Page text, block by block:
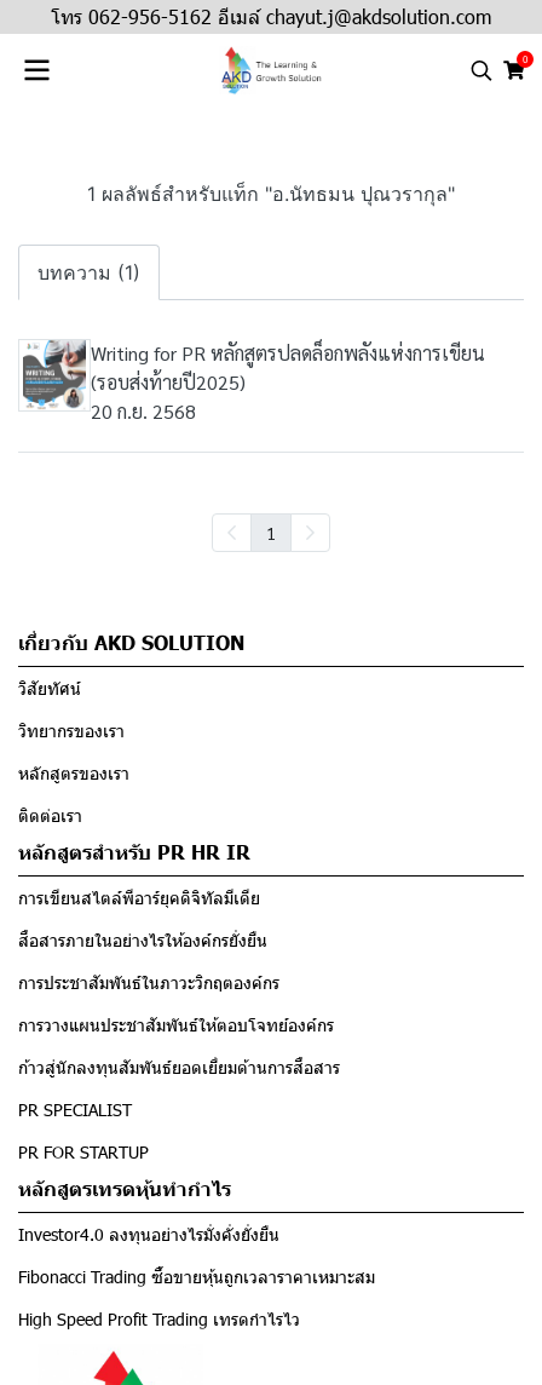
โทร 062-956-5162 อีเมล์ chayut.j@akdsolution.com
0
1 ผลลัพธ์สำหรับแท็ก "อ.นัทธมน ปุณวรากุล"
บทความ (1)
Writing for PR หลักสูตรปลดล็อกพลังแห่งการเขียน
(รอบส่งท้ายปี2025)
20 ก.ย. 2568
1
เกี่ยวกับ AKD SOLUTION
วิสัยทัศน์
วิทยากรของเรา
หลักสูตรของเรา
ติดต่อเรา
หลักสูตรสำหรับ PR HR IR
การเขียนสไตล์พีอาร์ยุคดิจิทัลมีเดีย
สื่อสารภายในอย่างไรให้องค์กรยั่งยืน
การประชาสัมพันธ์ในภาวะวิกฤตองค์กร
การวางแผนประชาสัมพันธ์ให้ตอบโจทย์องค์กร
ก้าวสู่นักลงทุนสัมพันธ์ยอดเยี่ยมด้านการสื่อสาร
PR SPECIALIST
PR FOR STARTUP
หลักสูตรเทรดหุ้นทำกำไร
Investor4.0 ลงทุนอย่างไรมั่งคั่งยั่งยืน
Fibonacci Trading ซื้อขายหุ้นถูกเวลาราคาเหมาะสม
High Speed Profit Trading เทรดกำไรไว